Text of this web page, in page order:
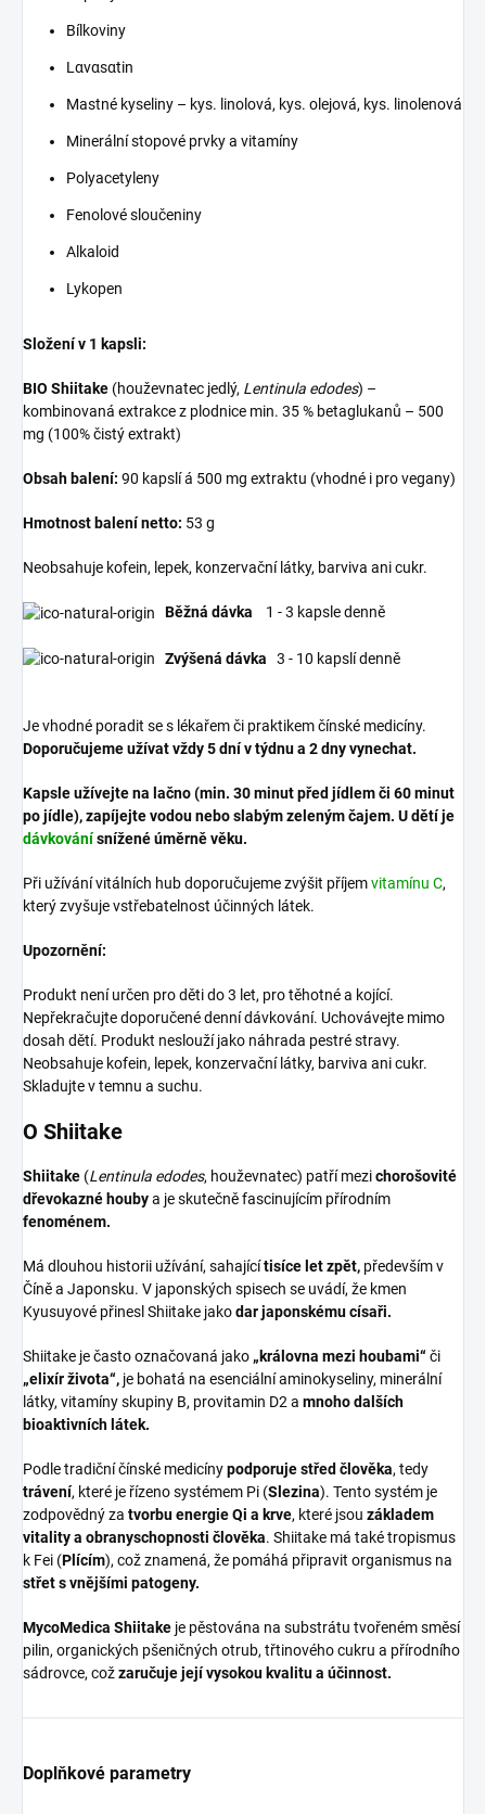
Bílkoviny
Lαvαsαtin
Mastné kyseliny – kys. linolová, kys. olejová, kys. linolenová
Minerální stopové prvky a vitamíny
Polyacetyleny
Fenolové sloučeniny
Alkaloid
Lykopen
Složení v 1 kapsli:
BIO Shiitake (houževnatec jedlý, Lentinula edodes) –
kombinovaná extrakce z plodnice min. 35 % betaglukanů – 500
mg (100% čistý extrakt)
Obsah balení: 90 kapslí á 500 mg extraktu (vhodné i pro vegany)
Hmotnost balení netto: 53 g
Neobsahuje kofein, lepek, konzervační látky, barviva ani cukr.
Běžná dávka 1 - 3 kapsle denně
Zvýšená dávka 3 - 10 kapslí denně
Je vhodné poradit se s lékařem či praktikem čínské medicíny.
Doporučujeme užívat vždy 5 dní v týdnu a 2 dny vynechat.
Kapsle užívejte na lačno (min. 30 minut před jídlem či 60 minut
po jídle), zapíjejte vodou nebo slabým zeleným čajem. U dětí je
dávkovánísnížené úměrně věku.
Při užívání vitálních hub doporučujeme zvýšit příjemvitamínu C,
který zvyšuje vstřebatelnost účinných látek.
Upozornění:
Produkt není určen pro děti do 3 let, pro těhotné a kojící.
Nepřekračujte doporučené denní dávkování. Uchovávejte mimo
dosah dětí. Produkt neslouží jako náhrada pestré stravy.
Neobsahuje kofein, lepek, konzervační látky, barviva ani cukr.
Skladujte v temnu a suchu.
O Shiitake
Shiitake (Lentinula edodes, houževnatec) patří mezichorošovité
dřevokazné houbya je skutečně fascinujícím přírodním
fenoménem.
Má dlouhou historii užívání, sahajícítisíce let zpět, především v
Číně a Japonsku. V japonských spisech se uvádí, že kmen
Kyusuyové přinesl Shiitake jakodar japonskému císaři.
Shiitake je často označovaná jako „královna mezi houbami“či
„elixír života“, je bohatá na esenciální aminokyseliny, minerální
látky, vitamíny skupiny B, provitamin D2 a mnoho dalších
bioaktivních látek.
Podle tradiční čínské medicínypodporuje střed člověka, tedy
trávení, které je řízeno systémem Pi (Slezina). Tento systém je
zodpovědný za tvorbu energie Qi a krve, které jsou základem
vitality a obranyschopnosti člověka. Shiitake má také tropismus
k Fei (Plícím), což znamená, že pomáhá připravit organismus na
střet s vnějšími patogeny.
MycoMedica Shiitake je pěstována na substrátu tvořeném směsí
pilin, organických pšeničných otrub, třtinového cukru a přírodního
sádrovce, cožzaručuje její vysokou kvalitu a účinnost.
Doplňkové parametry